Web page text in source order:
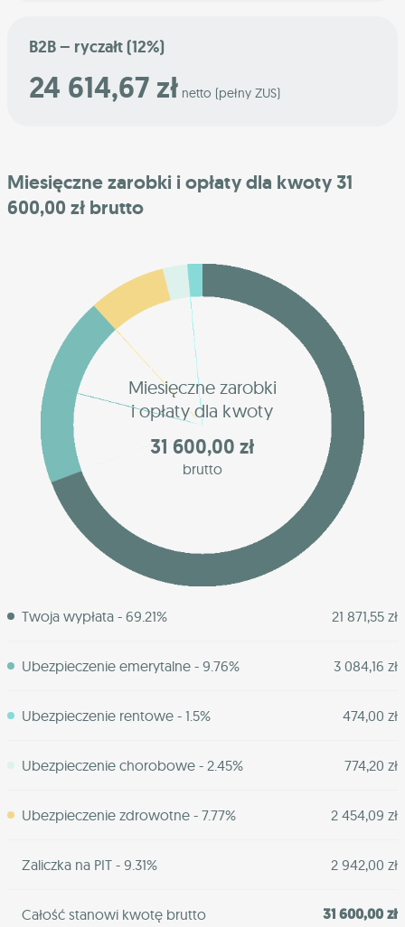
B2B – ryczałt (12%)
24 614,67 zł netto (pełny ZUS)
Miesięczne zarobki i opłaty dla kwoty 31
600,00 zł brutto
Miesięczne zarobki
i opłaty dla kwoty
31 600,00 zł
brutto
Twoja wypłata - 69.21% 21 871,55 zł
Ubezpieczenie emerytalne - 9.76% 3 084,16 zł
Ubezpieczenie rentowe - 1.5% 474,00 zł
Ubezpieczenie chorobowe - 2.45% 774,20 zł
Ubezpieczenie zdrowotne - 7.77% 2 454,09 zł
Zaliczka na PIT - 9.31% 2 942,00 zł
Całość stanowi kwotę brutto 31 600,00 zł